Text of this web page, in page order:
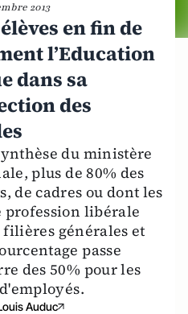
2013
en fin de
l’Education
dans sa
des
du ministère
plus de 80% des
de cadres ou dont les
profession libérale
générales et
passe
des 50% pour les
Auduc